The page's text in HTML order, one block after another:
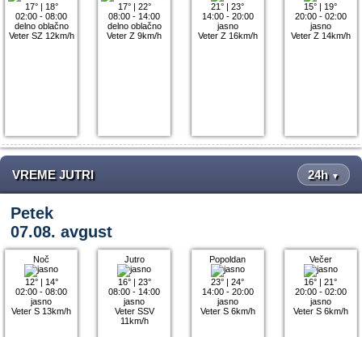
17°| 18°
02:00 - 08:00
delno oblačno
Veter SZ 12km/h
17°| 22°
08:00 - 14:00
delno oblačno
Veter Z 9km/h
21° |23°
14:00 - 20:00
jasno
Veter Z 16km/h
15° | 19°
20:00 - 02:00
jasno
Veter Z 14km/h
VREME JUTRI 24h ▼
Petek
07.08. avgust
Noč
12°| 14°
02:00 - 08:00
jasno
Veter S 13km/h
Jutro
16°| 23°
08:00 - 14:00
jasno
Veter SSV
11km/h
Popoldan
23° |24°
14:00 - 20:00
jasno
Veter S 6km/h
Večer
16° |21°
20:00 - 02:00
jasno
Veter S 6km/h